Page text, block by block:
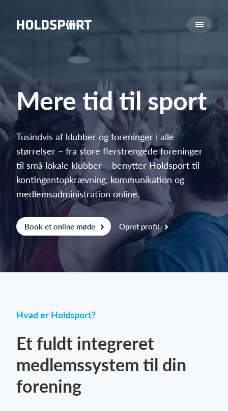
Om Holdsport
Mød os
Presseomtale
Funktioner
Kalender
Kontingentopkrævning
Hjemmeside
Webshop
Billetsystem
Hvad koster det?
Mere tid til sport
Tusindvis af klubber og foreninger i alle
størrelser – fra store flerstrengede foreninger
til små lokale klubber – benytter Holdsport til
kontingentopkrævning, kommunikation og
medlemsadministration online.
Book et online møde Opret profil
Hvad er Holdsport?
Et fuldt integreret
medlemssystem til din
forening